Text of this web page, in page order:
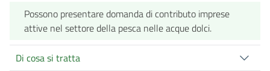
Possono presentare domanda di contributo imprese
attive nel settore della pesca nelle acque dolci.
Di cosa si tratta